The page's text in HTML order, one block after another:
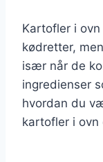
Kartofler i
kødretter,
især når de
ingredienser
hvordan du
kartofler i